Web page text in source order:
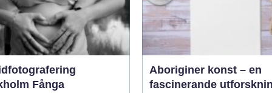
Fånga
Aboriginer konst – en
fascinerande